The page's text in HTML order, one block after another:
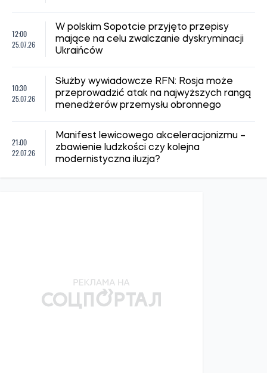
12:00
25.07.26
W polskim Sopotcie przyjęto przepisy
mające na celu zwalczanie dyskryminacji
Ukraińców
10:30
25.07.26
Służby wywiadowcze RFN: Rosja może
przeprowadzić atak na najwyższych rangą
menedżerów przemysłu obronnego
21:00
22.07.26
Manifest lewicowego akceleracjonizmu –
zbawienie ludzkości czy kolejna
modernistyczna iluzja?